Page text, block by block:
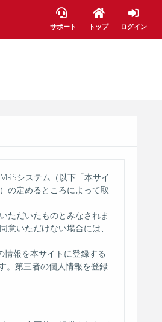
サポート トップ ログイン
システム（以下「本サイ
の定めるところによって取
ただいたものとみなされま
いただけない場合には、
報を本サイトに登録する
。第三者の個人情報を登録